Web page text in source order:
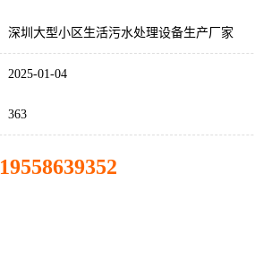
深圳大型小区生活污水处理设备生产厂家
2025-01-04
363
19558639352